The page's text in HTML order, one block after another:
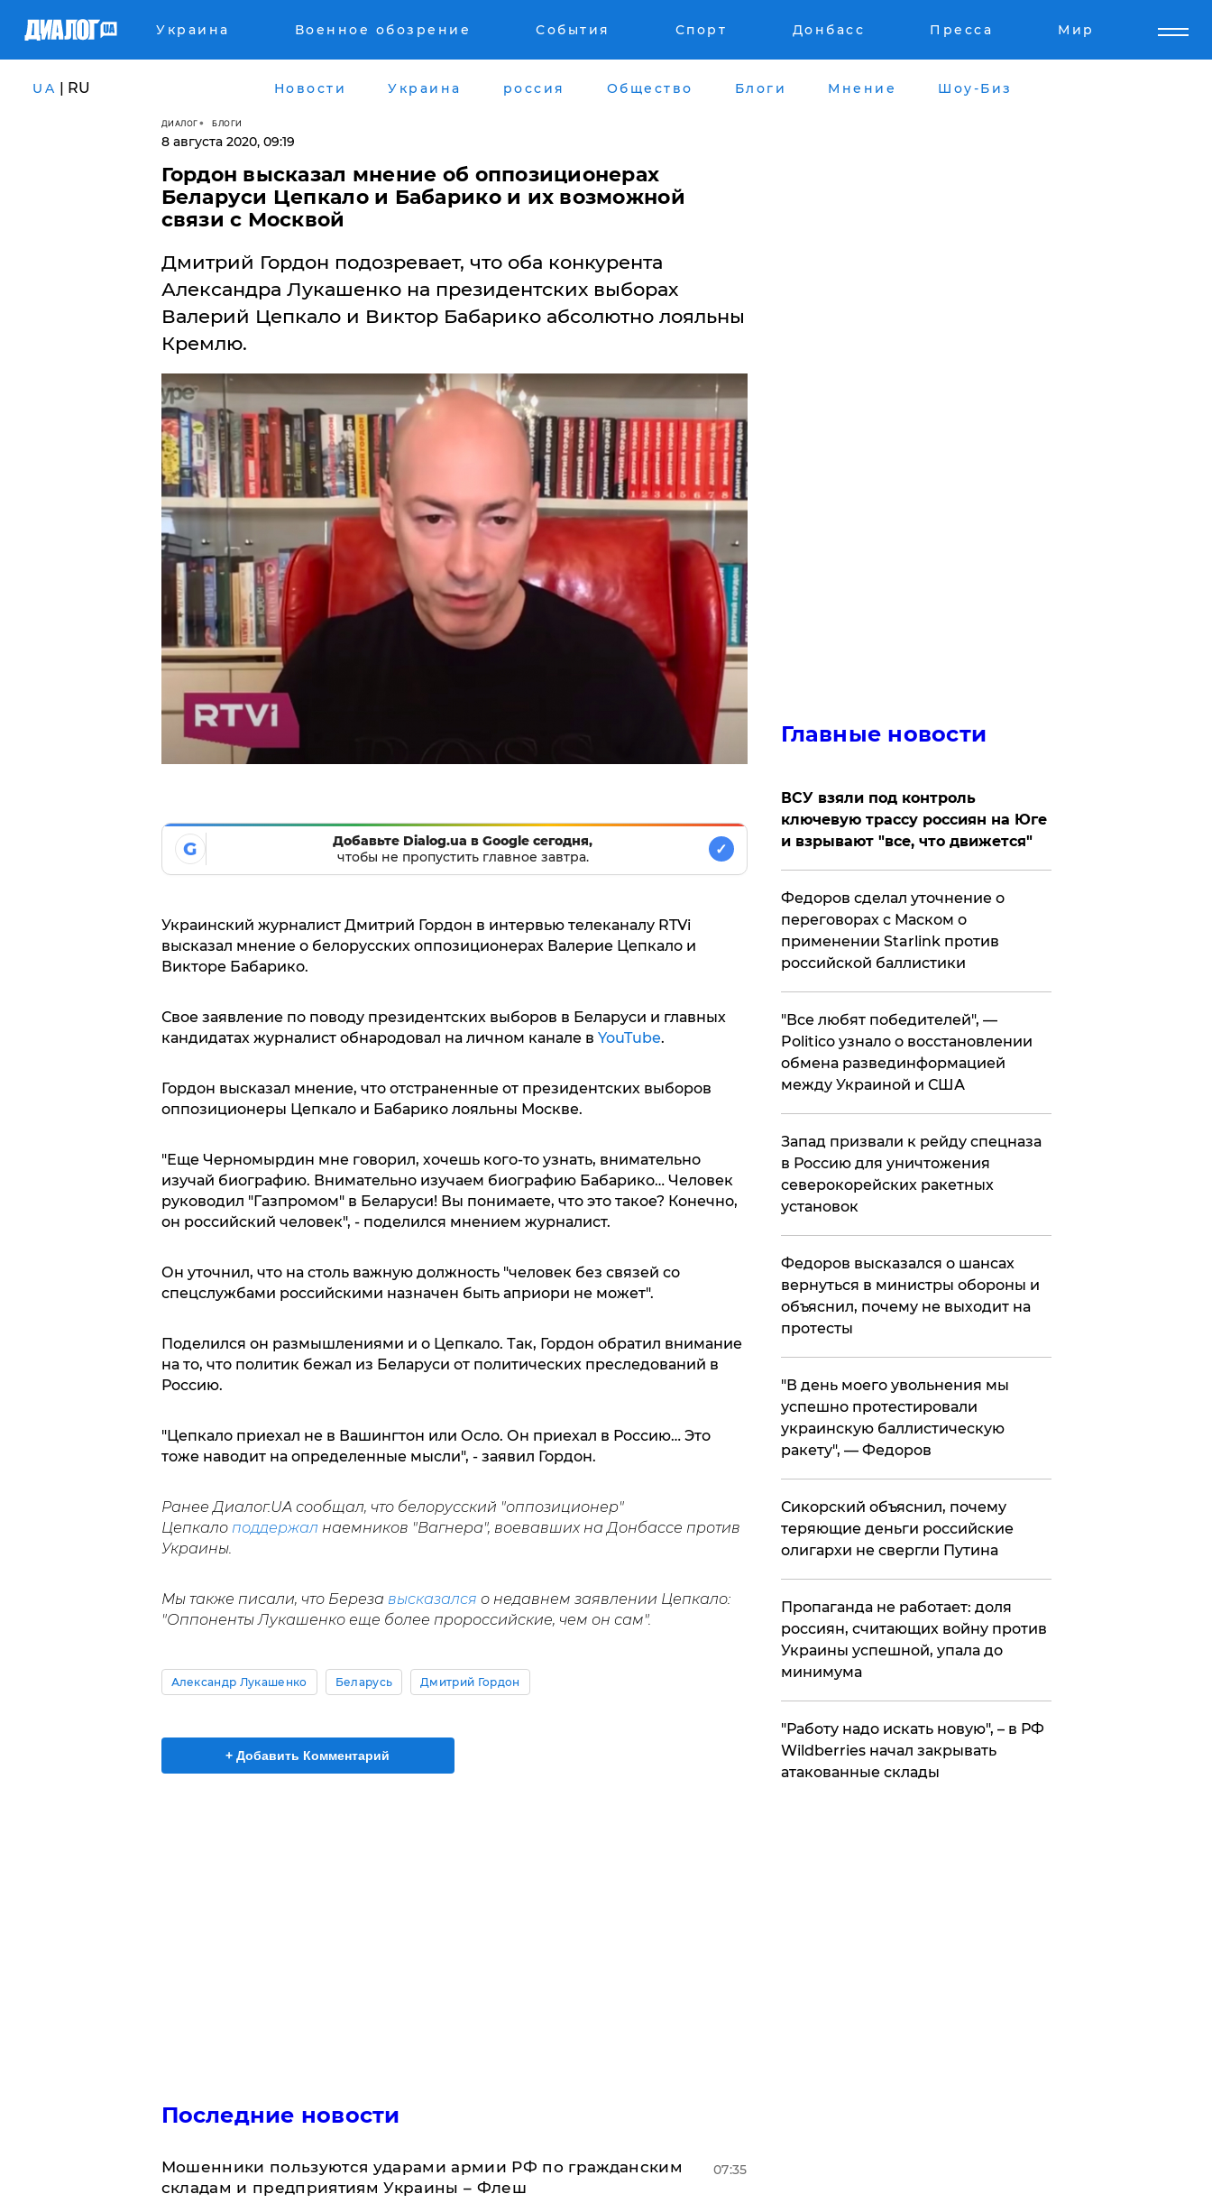
Украина Военное обозрение События Спорт Донбасс Пресса Мир
UA | RU Новости Украина россия Общество Блоги Мнение Шоу-Биз
ДИАЛОГ БЛОГИ
8 августа 2020, 09:19
​Гордон высказал мнение об оппозиционерах
Беларуси Цепкало и Бабарико и их возможной
связи с Москвой
Дмитрий Гордон подозревает, что оба конкурента
Александра Лукашенко на президентских выборах
Валерий Цепкало и Виктор Бабарико абсолютно лояльны
Кремлю.
G
Добавьте Dialog.ua в Google сегодня,
чтобы не пропустить главное завтра.
✓
Украинский журналист Дмитрий Гордон в интервью телеканалу RTVi
высказал мнение о белорусских оппозиционерах Валерие Цепкало и
Викторе Бабарико.
Свое заявление по поводу президентских выборов в Беларуси и главных
кандидатах журналист обнародовал на личном канале в YouTube.
Гордон высказал мнение, что отстраненные от президентских выборов
оппозиционеры Цепкало и Бабарико лояльны Москве.
"Еще Черномырдин мне говорил, хочешь кого-то узнать, внимательно
изучай биографию. Внимательно изучаем биографию Бабарико… Человек
руководил "Газпромом" в Беларуси! Вы понимаете, что это такое? Конечно,
он российский человек", - поделился мнением журналист.
Он уточнил, что на столь важную должность "человек без связей со
спецслужбами российскими назначен быть априори не может".
Поделился он размышлениями и о Цепкало. Так, Гордон обратил внимание
на то, что политик бежал из Беларуси от политических преследований в
Россию.
"Цепкало приехал не в Вашингтон или Осло. Он приехал в Россию… Это
тоже наводит на определенные мысли", - заявил Гордон.
Ранее Диалог.UA сообщал, что белорусский "оппозиционер"
Цепкало поддержал наемников "Вагнера", воевавших на Донбассе против
Украины.
Мы также писали, что Береза высказался о недавнем заявлении Цепкало:
"Оппоненты Лукашенко еще более пророссийские, чем он сам".
Александр Лукашенко Беларусь Дмитрий Гордон
+ Добавить Комментарий
Последние новости
Мошенники пользуются ударами армии РФ по гражданским
складам и предприятиям Украины – Флеш
07:35
Главные новости
ВСУ взяли под контроль
ключевую трассу россиян на Юге
и взрывают "все, что движется"
Федоров сделал уточнение о
переговорах с Маском о
применении Starlink против
российской баллистики
​"Все любят победителей", —
Politico узнало о восстановлении
обмена развединформацией
между Украиной и США
Запад призвали к рейду спецназа
в Россию для уничтожения
северокорейских ракетных
установок
Федоров высказался о шансах
вернуться в министры обороны и
объяснил, почему не выходит на
протесты
​"В день моего увольнения мы
успешно протестировали
украинскую баллистическую
ракету", — Федоров
Сикорский объяснил, почему
теряющие деньги российские
олигархи не свергли Путина
​Пропаганда не работает: доля
россиян, считающих войну против
Украины успешной, упала до
минимума
"Работу надо искать новую", – в РФ
Wildberries начал закрывать
атакованные склады